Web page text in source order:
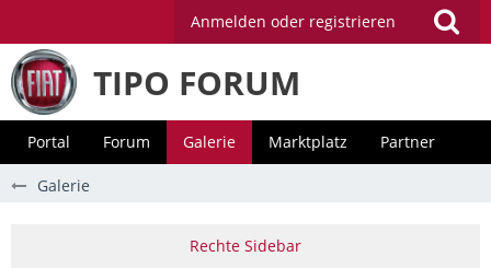
Anmelden oder registrieren
TIPO FORUM
Portal Forum Galerie Marktplatz Partner
Galerie